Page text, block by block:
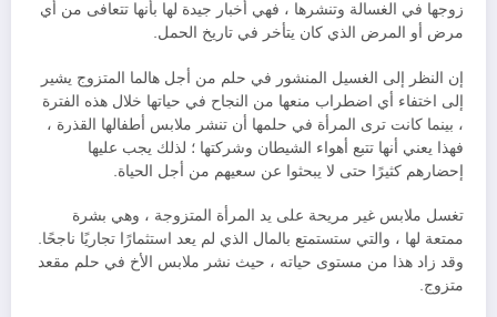
زوجها في الغسالة وتنشرها ، فهي أخبار جيدة لها بأنها تتعافى من أي
مرض أو المرض الذي كان يتأخر في تاريخ الحمل.
إن النظر إلى الغسيل المنشور في حلم من أجل هالما المتزوج يشير
إلى اختفاء أي اضطراب منعها من النجاح في حياتها خلال هذه الفترة
، بينما كانت ترى المرأة في حلمها أن تنشر ملابس أطفالها القذرة ،
فهذا يعني أنها تتبع أهواء الشيطان وشركتها ؛ لذلك يجب عليها
إحضارهم كثيرًا حتى لا يبحثوا عن سعيهم من أجل الحياة.
تغسل ملابس غير مريحة على يد المرأة المتزوجة ، وهي بشرة
ممتعة لها ، والتي ستستمتع بالمال الذي لم يعد استثمارًا تجاريًا ناجحًا.
وقد زاد هذا من مستوى حياته ، حيث نشر ملابس الأخ في حلم مقعد
متزوج.